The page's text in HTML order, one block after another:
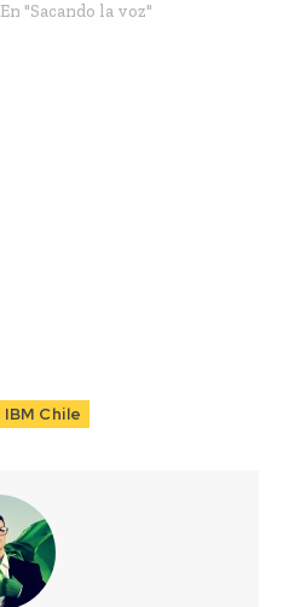
En "Sacando la voz"
IBM Chile